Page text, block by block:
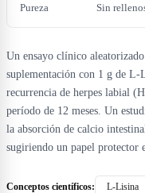
Pureza Sin
Un ensayo clínico
suplementación con 1 g de
recurrencia de herpes labial
período de 12 meses. Un
la absorción de calcio
sugiriendo un papel protector
Conceptos científicos: L-Lisina